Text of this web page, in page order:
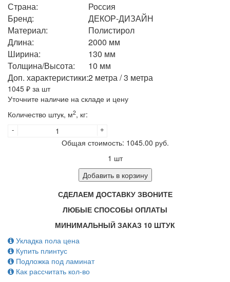
Страна:
Россия
Бренд:
ДЕКОР-ДИЗАЙН
Материал:
Полистирол
Длина:
2000 мм
Ширина:
130 мм
Толщина/Высота:
10 мм
Доп. характеристики:2 метра / 3 метра
1045 ₽ за шт
Уточните наличие на складе и цену
Количество штук, м2, кг:
+
-
Общая стоимость: 1045.00 руб.
1 шт
Добавить в корзину
СДЕЛАЕМ ДОСТАВКУ ЗВОНИТЕ
ЛЮБЫЕ СПОСОБЫ ОПЛАТЫ
МИНИМАЛЬНЫЙ ЗАКАЗ 10 ШТУК
Укладка пола цена
Купить плинтус
Подложка под ламинат
Как рассчитать кол-во